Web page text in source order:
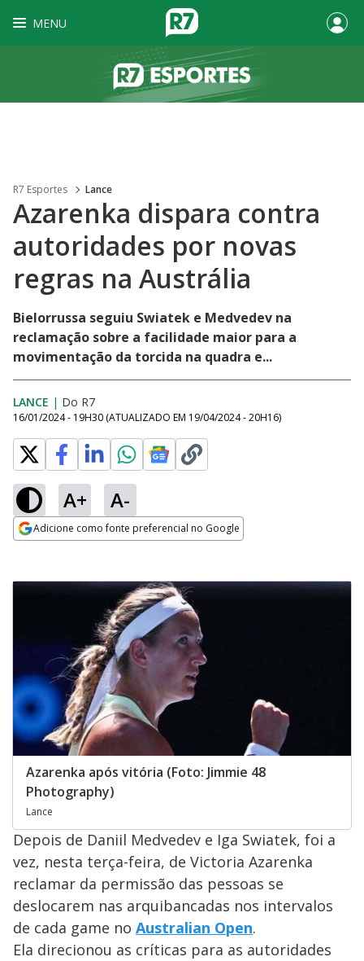
MENU
R7 Esportes Lance
Azarenka dispara contra
autoridades por novas
regras na Austrália
Bielorrussa seguiu Swiatek e Medvedev na
reclamação sobre a facilidade maior para a
movimentação da torcida na quadra e...
LANCE | Do R7
16/01/2024 - 19H30 (ATUALIZADO EM 19/04/2024 - 20H16)
A+ A-
Adicione como fonte preferencial no Google
Azarenka após vitória (Foto: Jimmie 48
Photography)
Lance
Depois de Daniil Medvedev e Iga Swiatek, foi a
vez, nesta terça-feira, de Victoria Azarenka
reclamar da permissão das pessoas se
deslocarem nas arquibancadas nos intervalos
de cada game no Australian Open.
Ela direcionou as críticas para as autoridades